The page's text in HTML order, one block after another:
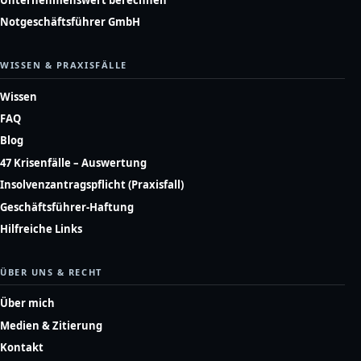
Notgeschäftsführer GmbH
WISSEN & PRAXISFÄLLE
Wissen
FAQ
Blog
47 Krisenfälle – Auswertung
Insolvenzantragspflicht (Praxisfall)
Geschäftsführer-Haftung
Hilfreiche Links
ÜBER UNS & RECHT
Über mich
Medien & Zitierung
Kontakt